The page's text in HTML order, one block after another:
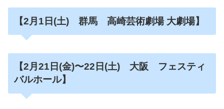
【2月1日 (土) 群馬 高崎芸術劇場 大劇場】
【2月21日(金)〜22日 (土) 大阪 フェスティ
バルホール】